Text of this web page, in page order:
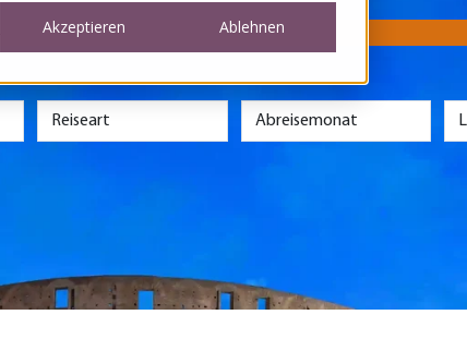
Akzeptieren Ablehnen